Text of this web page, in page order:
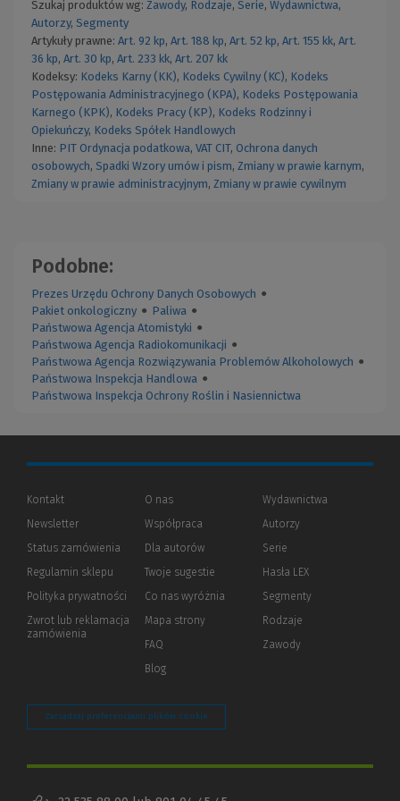
Szukaj produktów wg: Zawody, Rodzaje, Serie, Wydawnictwa,
Autorzy, Segmenty
Artykuły prawne: Art. 92 kp, Art. 188 kp, Art. 52 kp, Art. 155 kk, Art.
36 kp, Art. 30 kp, Art. 233 kk, Art. 207 kk
Kodeksy: Kodeks Karny (KK), Kodeks Cywilny (KC), Kodeks
Postępowania Administracyjnego (KPA), Kodeks Postępowania
Karnego (KPK), Kodeks Pracy (KP), Kodeks Rodzinny i
Opiekuńczy, Kodeks Spółek Handlowych
Inne: PIT Ordynacja podatkowa, VAT CIT, Ochrona danych
osobowych, Spadki Wzory umów i pism, Zmiany w prawie karnym,
Zmiany w prawie administracyjnym, Zmiany w prawie cywilnym
Podobne:
Prezes Urzędu Ochrony Danych Osobowych ●
Pakiet onkologiczny ● Paliwa ●
Państwowa Agencja Atomistyki ●
Państwowa Agencja Radiokomunikacji ●
Państwowa Agencja Rozwiązywania Problemów Alkoholowych ●
Państwowa Inspekcja Handlowa ●
Państwowa Inspekcja Ochrony Roślin i Nasiennictwa
Kontakt
Newsletter
Status zamówienia
Regulamin sklepu
Polityka prywatności (Nowe
(Link
innej
Zwrot lub reklamacja
zamówienia
O nas
Współpraca
Dla autorów(Nowe
(Link
innej
Twoje sugestie
Co nas wyróżnia
Mapa strony
FAQ
Blog
Wydawnictwa
Autorzy
Serie
Hasła LEX
Segmenty
Rodzaje
Zawody
Zarządzaj preferencjami plików cookie